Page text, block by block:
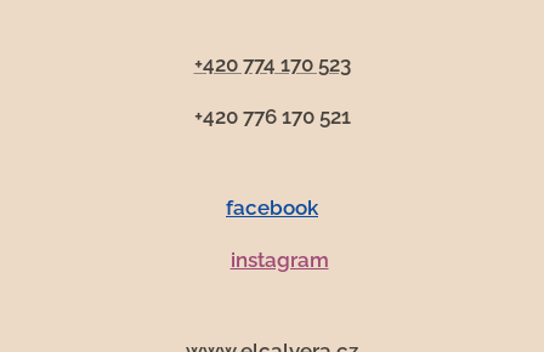
+420 774 170 523
+420 776 170 521
facebook
instagram